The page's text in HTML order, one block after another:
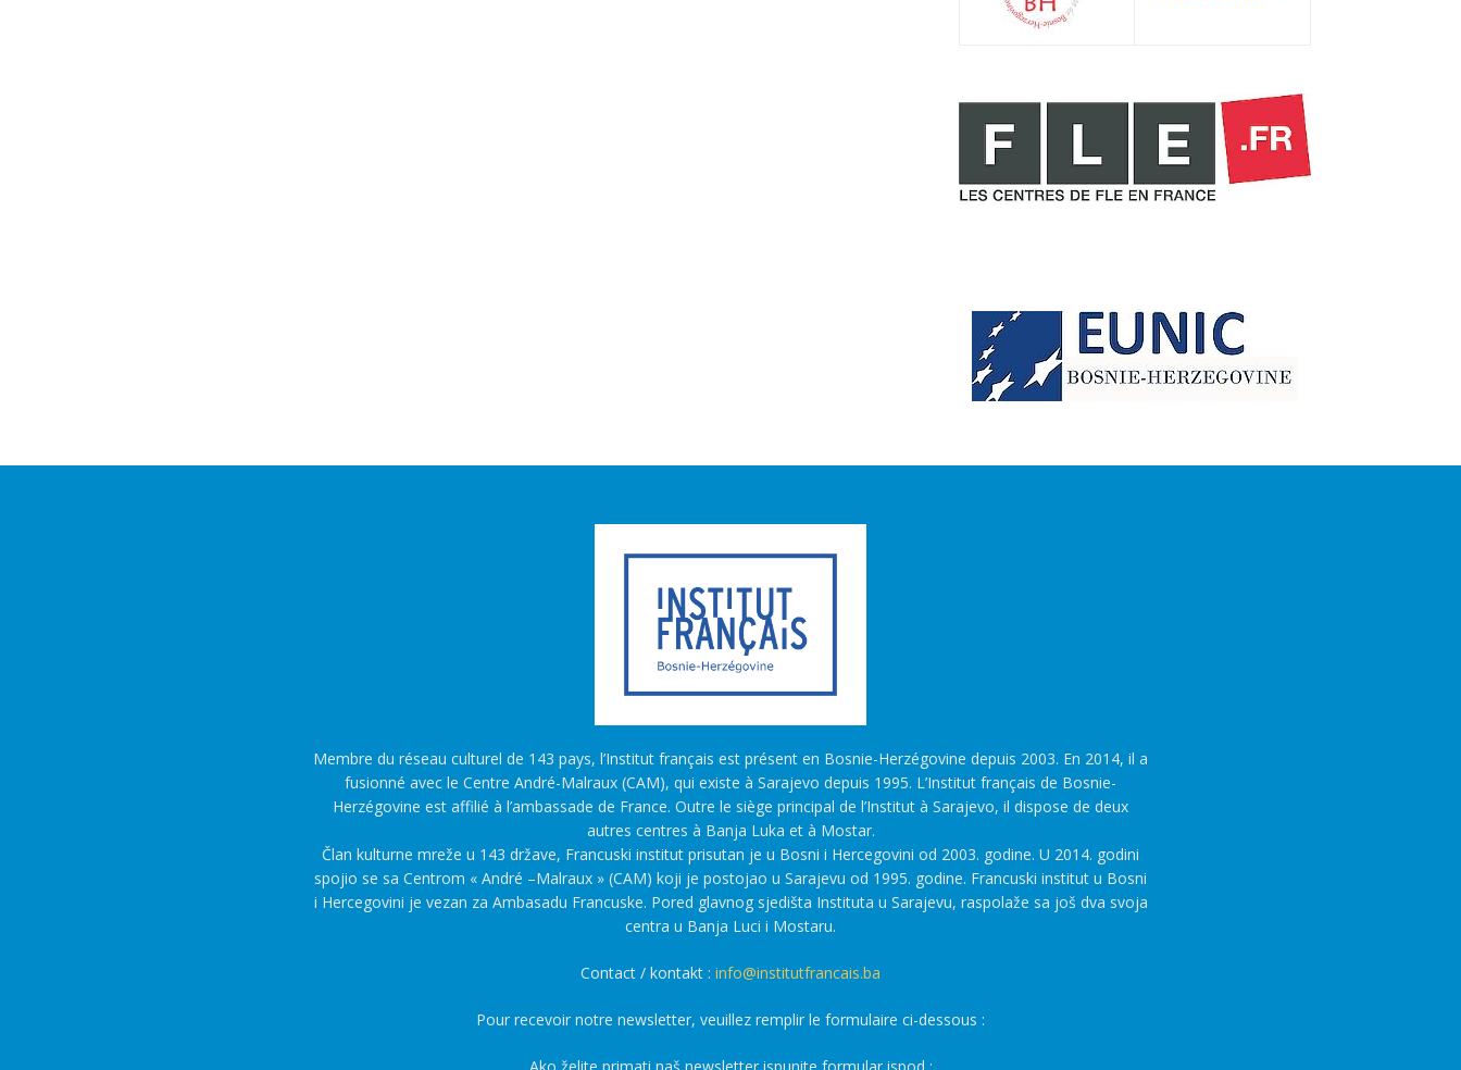
Membre du réseau culturel de 143 pays, l’Institut français est présent en Bosnie-Herzégovine depuis 2003. En 2014, il a
fusionné avec le Centre André-Malraux (CAM), qui existe à Sarajevo depuis 1995. L’Institut français de Bosnie-
Herzégovine est affilié à l’ambassade de France. Outre le siège principal de l’Institut à Sarajevo, il dispose de deux
autres centres à Banja Luka et à Mostar.
Član kulturne mreže u 143 države, Francuski institut prisutan je u Bosni i Hercegovini od 2003. godine. U 2014. godini
spojio se sa Centrom « André –Malraux » (CAM) koji je postojao u Sarajevu od 1995. godine. Francuski institut u Bosni
i Hercegovini je vezan za Ambasadu Francuske. Pored glavnog sjedišta Instituta u Sarajevu, raspolaže sa još dva svoja
centra u Banja Luci i Mostaru.
Contact / kontakt : info@institutfrancais.ba
Pour recevoir notre newsletter, veuillez remplir le formulaire ci-dessous :
Ako želite primati naš newsletter ispunite formular ispod :